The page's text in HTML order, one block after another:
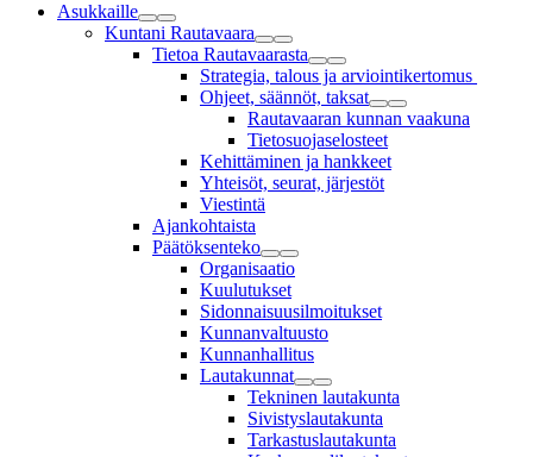
Asukkaille
Kuntani Rautavaara
Tietoa Rautavaarasta
Strategia, talous ja arviointikertomus
Ohjeet, säännöt, taksat
Rautavaaran kunnan vaakuna
Tietosuojaselosteet
Kehittäminen ja hankkeet
Yhteisöt, seurat, järjestöt
Viestintä
Ajankohtaista
Päätöksenteko
Organisaatio
Kuulutukset
Sidonnaisuusilmoitukset
Kunnanvaltuusto
Kunnanhallitus
Lautakunnat
Tekninen lautakunta
Sivistyslautakunta
Tarkastuslautakunta